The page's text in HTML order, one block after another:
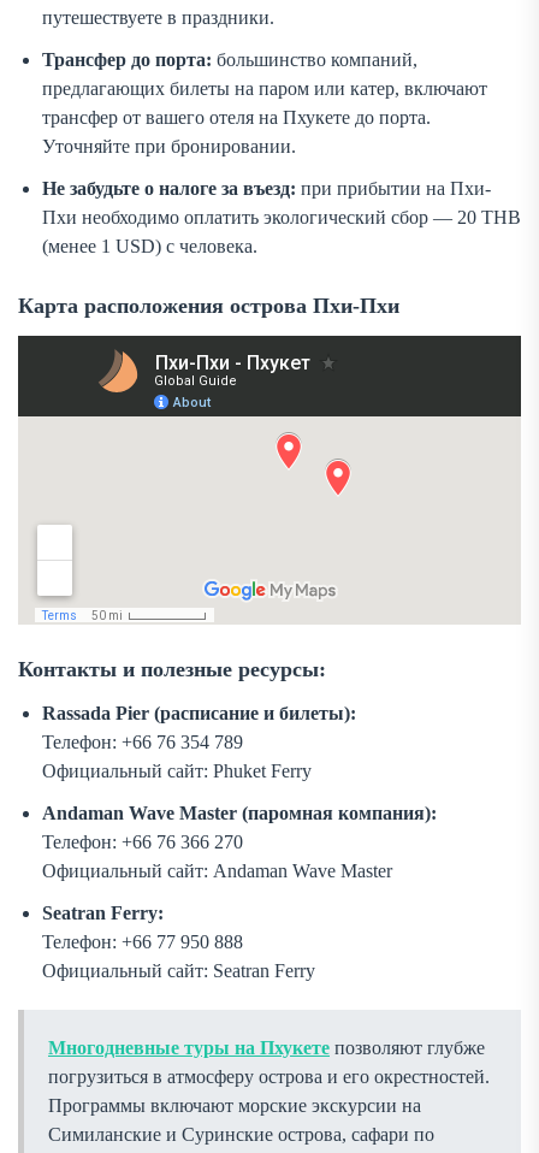
путешествуете в праздники.
Трансфер до порта: большинство компаний,
предлагающих билеты на паром или катер, включают
трансфер от вашего отеля на Пхукете до порта.
Уточняйте при бронировании.
Не забудьте о налоге за въезд: при прибытии на Пхи-
Пхи необходимо оплатить экологический сбор — 20 THB
(менее 1 USD) с человека.
Карта расположения острова Пхи-Пхи
Контакты и полезные ресурсы:
Rassada Pier (расписание и билеты):
Телефон: +66 76 354 789
Официальный сайт: Phuket Ferry
Andaman Wave Master (паромная компания):
Телефон: +66 76 366 270
Официальный сайт: Andaman Wave Master
Seatran Ferry:
Телефон: +66 77 950 888
Официальный сайт: Seatran Ferry
Многодневные туры на Пхукете позволяют глубже
погрузиться в атмосферу острова и его окрестностей.
Программы включают морские экскурсии на
Симиланские и Суринские острова, сафари по